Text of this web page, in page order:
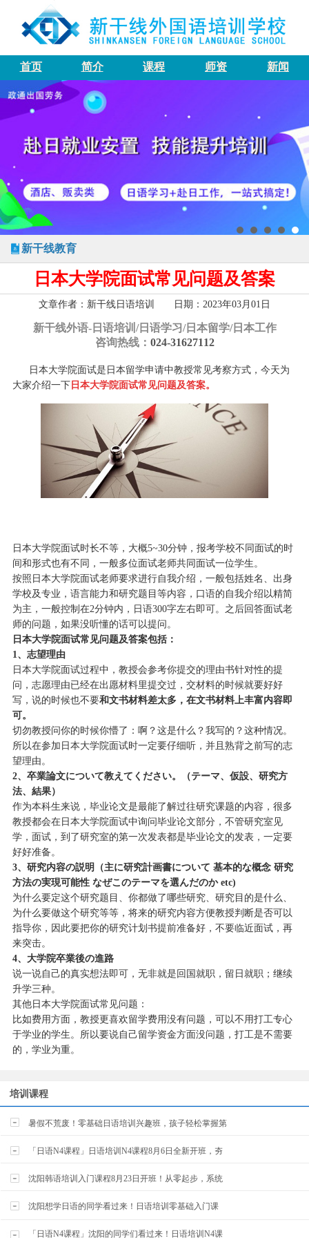
首页 简介 课程 师资 新闻
新干线教育
日本大学院面试常见问题及答案
文章作者：新干线日语培训 日期：2023年03月01日
新干线外语-日语培训/日语学习/日本留学/日本工作
咨询热线： 024-31627112
日本大学院面试是日本留学申请中教授常见考察方式，今天为
大家介绍一下 日本大学院面试常见问题及答案。
日本大学院面试时长不等，大概5~30分钟，报考学校不同面试的时
间和形式也有不同，一般多位面试老师共同面试一位学生。
按照日本大学院面试老师要求进行自我介绍，一般包括姓名、出身
学校及专业，语言能力和研究题目等内容，口语的自我介绍以精简
为主，一般控制在2分钟内，日语300字左右即可。之后回答面试老
师的问题，如果没听懂的话可以提问。
日本大学院面试常见问题及答案包括：
1、 志望理由
日本大学院面试过程中，教授会参考你提交的理由书针对性的提
问，志愿理由已经在出愿材料里提交过，交材料的时候就要好好
写，说的时候也不要和文书材料差太多，在文书材料上丰富内容即
可。
切勿教授问你的时候你懵了：啊？这是什么？我写的？这种情况。
所以在参加日本大学院面试时一定要仔细听，并且熟背之前写的志
望理由。
2、卒業論文について教えてください。（テーマ、仮設、研究方
法、結果）
作为本科生来说，毕业论文是最能了解过往研究课题的内容，很多
教授都会在日本大学院面试中询问毕业论文部分，不管研究室见
学，面试，到了研究室的第一次发表都是毕业论文的发表，一定要
好好准备。
3、研究内容の説明（主に研究計画書について 基本的な概念 研究
方法の実現可能性 なぜこのテーマを選んだのかetc)
为什么要定这个研究题目、你都做了哪些研究、研究目的是什么、
为什么要做这个研究等等，将来的研究内容方便教授判断是否可以
指导你，因此要把你的研究计划书提前准备好，不要临近面试，再
来突击。
4、大学院卒業後の進路
说一说自己的真实想法即可，无非就是回国就职，留日就职；继续
升学三种。
其他日本大学院面试常见问题：
比如费用方面，教授更喜欢留学费用没有问题，可以不用打工专心
于学业的学生。所以要说自己留学资金方面没问题，打工是不需要
的，学业为重。
培训课程
暑假不荒废！零基础日语培训兴趣班，孩子轻松掌握第
「日语N4课程」日语培训N4课程8月6日全新开班，夯
沈阳韩语培训入门课程8月23日开班！从零起步，系统
沈阳想学日语的同学看过来！日语培训零基础入门课
「日语N4课程」沈阳的同学们看过来！日语培训N4课